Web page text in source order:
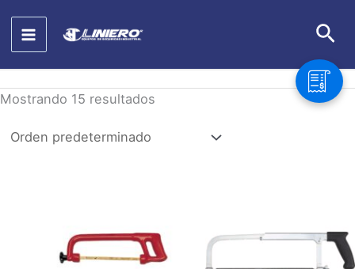
contenido
Mostrando 15 resultados